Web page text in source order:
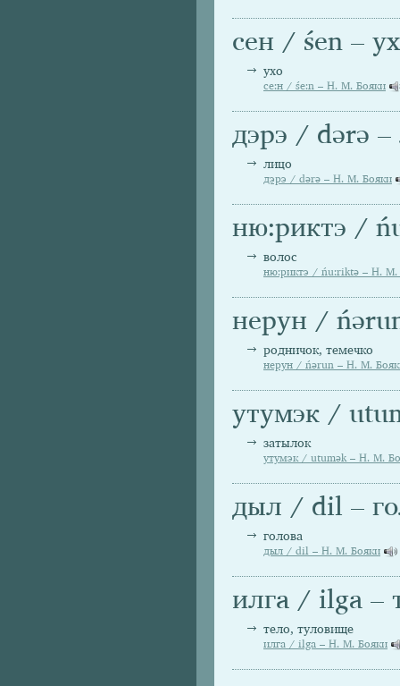
сен / śen –
ухо
се:н / śe:n – Н. М. Бояки
дэрэ / dәrә –
лицо
дэрэ / dәrә – Н. М. Бояки
ню:риктэ /
волос
ню:риктэ / ńu:riktә – Н. М.
нерун /
родничок, темечко
нерун / ńәrun – Н. М.
утумэк /
затылок
утумэк / utumәk – Н. М.
дыл / dil –
голова
дыл / dil – Н. М. Бояки
илга / ilga –
тело, туловище
илга / ilga – Н. М. Бояки